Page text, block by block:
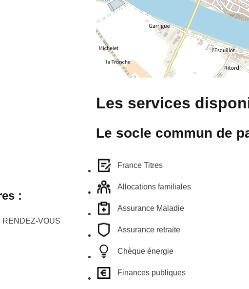
:
VOUS
Les services
Le socle commun de
France Titres
Allocations familiales
Assurance Maladie
Assurance retraite
Chèque énergie
Finances publiques